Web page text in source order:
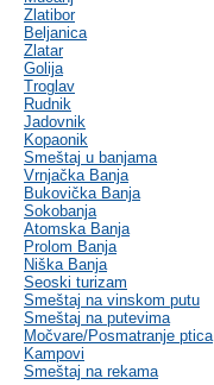
Zlatibor
Beljanica
Zlatar
Golija
Troglav
Rudnik
Jadovnik
Kopaonik
Smeštaj u banjama
Vrnjačka Banja
Bukovička Banja
Sokobanja
Atomska Banja
Prolom Banja
Niška Banja
Seoski turizam
Smeštaj na vinskom putu
Smeštaj na putevima
Močvare/Posmatranje ptica
Kampovi
Smeštaj na rekama